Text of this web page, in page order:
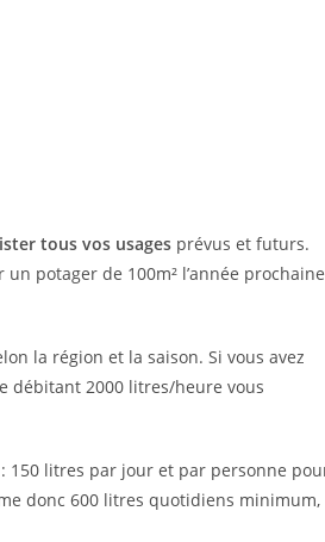
tous vos usages prévus et futurs.
potager de 100m² l’année prochaine
la région et la saison. Si vous avez
débitant 2000 litres/heure vous
150 litres par jour et par personne
donc 600 litres quotidiens minimum,